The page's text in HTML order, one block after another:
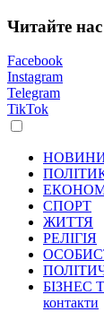
Читайте
Facebook
Instagram
Telegram
TikTok
СПОРТ
ЖИТТЯ
РЕЛІГІЯ
БІЗНЕС
контакти